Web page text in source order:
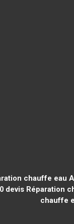
chauffe eau
devis Réparation
chauffe